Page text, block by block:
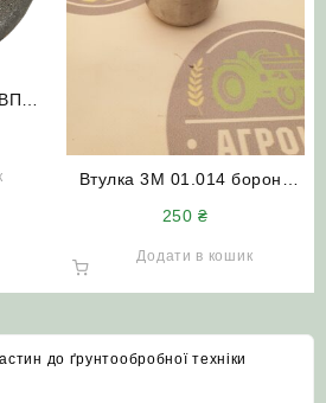
Втулка 3М 01.014 борони
250₴
Додати в кошик
до ґрунтообробної техніки